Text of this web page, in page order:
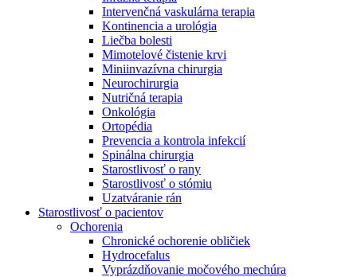
Nefrologické ambulancie
V nefrologických ambulanciách prevádzkujeme poradenstvo
a prípravu pacientov k jednotlivým metódam náhrady funkcie
obličiek. Zvoľte si mesto, ktoré potrebujete a navštívte nás.
Intervenčná vaskulárna terapia
Kontinencia a urológia
Liečba bolesti
Mimotelové čistenie krvi
Miniinvazívna chirurgia
Neurochirurgia
Nutričná terapia
Onkológia
Ortopédia
Prevencia a kontrola infekcií
Spinálna chirurgia
Starostlivosť o rany
Starostlivosť o stómiu
Uzatváranie rán
Starostlivosť o pacientov
Ochorenia
Chronické ochorenie obličiek
Hydrocefalus
Vyprázdňovanie močového mechúra